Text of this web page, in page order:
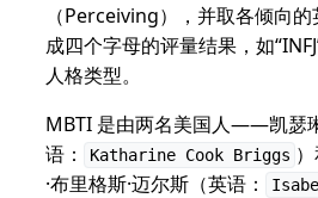
（Perceiving），并取各倾向
成四个字母的评量结果，如
人格类型。
MBTI 是由两名美国人——凯瑟
语：
Katharine Cook Briggs
·布里格斯·迈尔斯（英语：